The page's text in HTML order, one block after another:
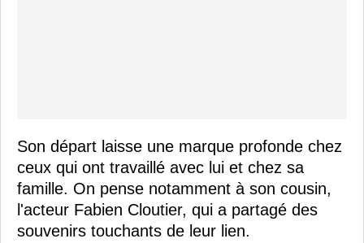
Son départ laisse une marque profonde chez
ceux qui ont travaillé avec lui et chez sa
famille. On pense notamment à son cousin,
l'acteur Fabien Cloutier, qui a partagé des
souvenirs touchants de leur lien.